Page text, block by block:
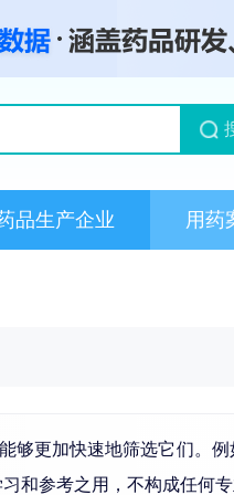
品生产企业 用药
够更加快速地筛选它们。
和参考之用，不构成任何专